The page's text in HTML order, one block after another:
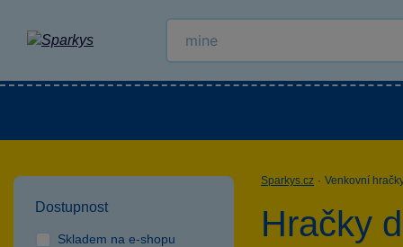
Dostupnost
Skladem na e-shopu
Sparkys.cz · Venkovní
Hračky